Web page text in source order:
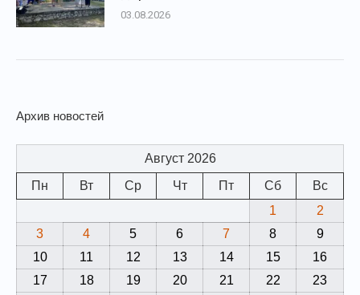
03.08.2026
Архив новостей
Август 2026
Пн
Вт Ср Чт Пт Сб
Вс
1
2
3
4 5 6 7 8
9
10
11 12 13 14 15
16
17
18 19 20 21 22
23